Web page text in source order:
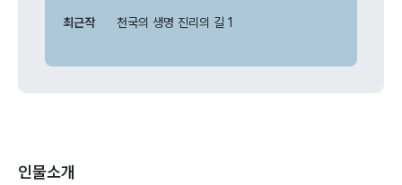
최근작 천국의 생명 진리의 길 1
인물소개